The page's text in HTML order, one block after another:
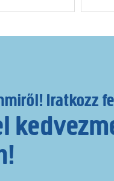
Iratkozz